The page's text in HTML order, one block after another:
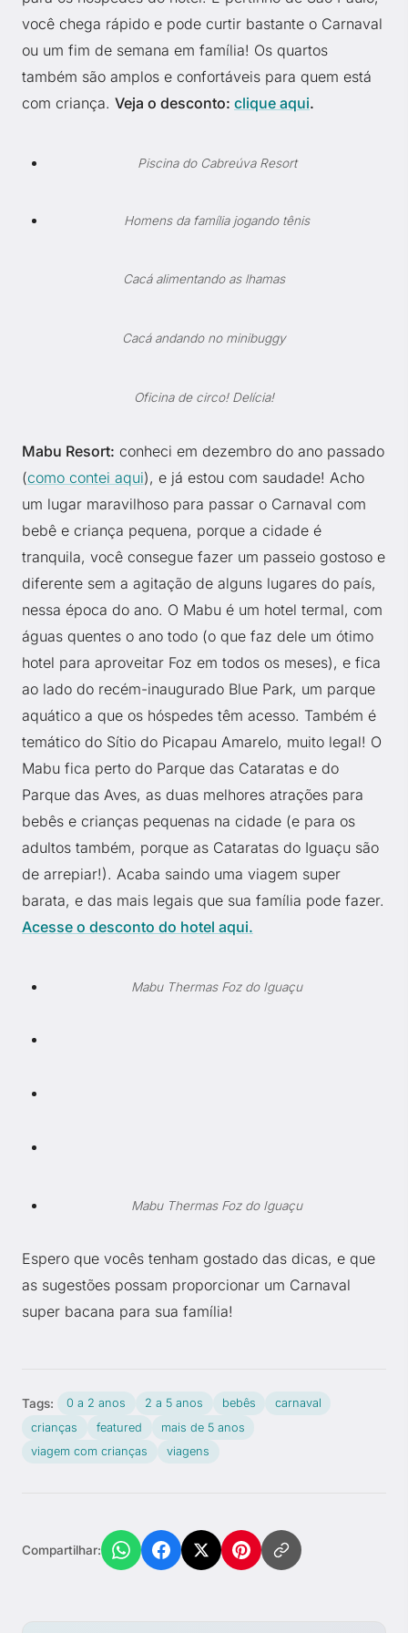
você chega rápido e pode curtir bastante o Carnaval
ou um fim de semana em família! Os quartos
também são amplos e confortáveis para quem está
com criança. Veja o desconto: clique aqui.
Piscina do Cabreúva Resort
Homens da família jogando tênis
Cacá alimentando as lhamas
Cacá andando no minibuggy
Oficina de circo! Delícia!
Mabu Resort: conheci em dezembro do ano passado
(como contei aqui), e já estou com saudade! Acho
um lugar maravilhoso para passar o Carnaval com
bebê e criança pequena, porque a cidade é
tranquila, você consegue fazer um passeio gostoso e
diferente sem a agitação de alguns lugares do país,
nessa época do ano. O Mabu é um hotel termal, com
águas quentes o ano todo (o que faz dele um ótimo
hotel para aproveitar Foz em todos os meses), e fica
ao lado do recém-inaugurado Blue Park, um parque
aquático a que os hóspedes têm acesso. Também é
temático do Sítio do Picapau Amarelo, muito legal! O
Mabu fica perto do Parque das Cataratas e do
Parque das Aves, as duas melhores atrações para
bebês e crianças pequenas na cidade (e para os
adultos também, porque as Cataratas do Iguaçu são
de arrepiar!). Acaba saindo uma viagem super
barata, e das mais legais que sua família pode fazer.
Acesse o desconto do hotel aqui.
Mabu Thermas Foz do Iguaçu
Mabu Thermas Foz do Iguaçu
Espero que vocês tenham gostado das dicas, e que
as sugestões possam proporcionar um Carnaval
super bacana para sua família!
Tags: 0 a 2 anos 2 a 5 anos bebês
carnaval
crianças
featured
mais de 5 anos
viagem com crianças
viagens
Compartilhar: